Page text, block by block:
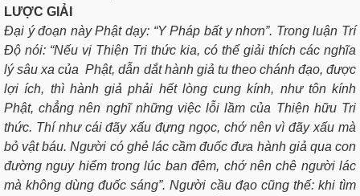
LƯỢC GIẢI
Ðại ý đoạn này Phật dạy: “Y Pháp bất y nhơn”. Trong luận Trí
Ðộ nói: “Nếu vị Thiện Tri thức kia, có thể giải thích các nghĩa
lý sâu xa của Phật, dẫn dắt hành giả tu theo chánh đạo, được
lợi ích, thì hành giả phải hết lòng cung kính, như tôn kính
Phật, chẳng nên nghĩ những việc lỗi lầm của Thiện hữu Tri
thức. Thí như cái đãy xấu đựng ngọc, chớ nên vì đãy xấu mà
bỏ vật báu. Người có ghẻ lác cầm đuốc đưa hành giả qua con
đường nguy hiểm trong lúc ban đêm, chớ nên chê người lác
mà không dùng đuốc sáng”. Người cầu đạo cũng thế: khi tìm